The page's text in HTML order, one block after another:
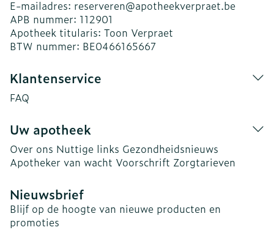
E-mailadres: reserveren@apotheekverpraet.be
APB nummer: 112901
Apotheek titularis: Toon Verpraet
BTW nummer: BE0466165667
Klantenservice
FAQ
Uw apotheek
Over ons Nuttige links Gezondheidsnieuws
Apotheker van wacht Voorschrift Zorgtarieven
Nieuwsbrief
Blijf op de hoogte van nieuwe producten en
promoties